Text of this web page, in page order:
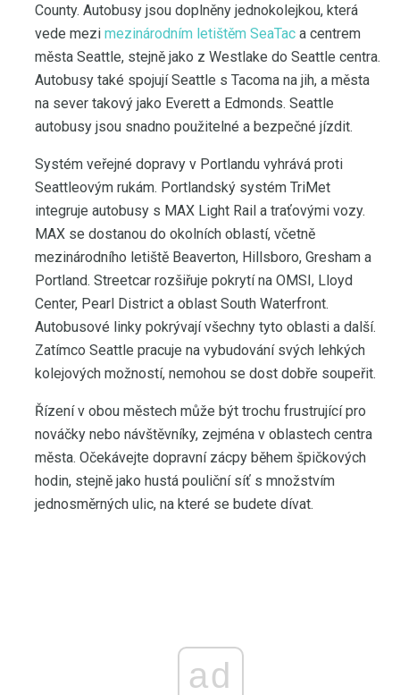
County. Autobusy jsou doplněny jednokolejkou, která
vede mezi mezinárodním letištěm SeaTac a centrem
města Seattle, stejně jako z Westlake do Seattle centra.
Autobusy také spojují Seattle s Tacoma na jih, a města
na sever takový jako Everett a Edmonds. Seattle
autobusy jsou snadno použitelné a bezpečné jízdit.
Systém veřejné dopravy v Portlandu vyhrává proti
Seattleovým rukám. Portlandský systém TriMet
integruje autobusy s MAX Light Rail a traťovými vozy.
MAX se dostanou do okolních oblastí, včetně
mezinárodního letiště Beaverton, Hillsboro, Gresham a
Portland. Streetcar rozšiřuje pokrytí na OMSI, Lloyd
Center, Pearl District a oblast South Waterfront.
Autobusové linky pokrývají všechny tyto oblasti a další.
Zatímco Seattle pracuje na vybudování svých lehkých
kolejových možností, nemohou se dost dobře soupeřit.
Řízení v obou městech může být trochu frustrující pro
nováčky nebo návštěvníky, zejména v oblastech centra
města. Očekávejte dopravní zácpy během špičkových
hodin, stejně jako hustá pouliční síť s množstvím
jednosměrných ulic, na které se budete dívat.
ad